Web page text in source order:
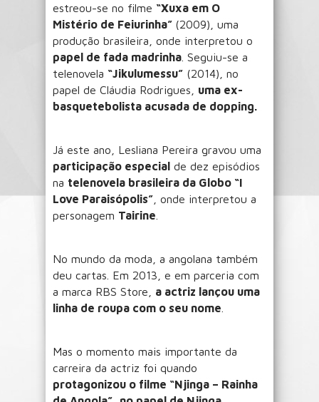
estreou-se no filme “Xuxa em O
Mistério de Feiurinha” (2009), uma
produção brasileira, onde interpretou o
papel de fada madrinha . Seguiu-se a
telenovela “Jikulumessu” (2014), no
papel de Cláudia Rodrigues, uma ex-
basquetebolista acusada de dopping.
Já este ano, Lesliana Pereira gravou uma
participação especial de dez episódios
na telenovela brasileira da Globo “I
Love Paraisópolis” , onde interpretou a
personagem Tairine
No mundo da moda, a angolana também
deu cartas. Em 2013, e em parceria com
a marca RBS Store, a actriz lançou uma
linha de roupa com o seu nome
Mas o momento mais importante da
carreira da actriz foi quando
protagonizou o filme “Njinga – Rainha